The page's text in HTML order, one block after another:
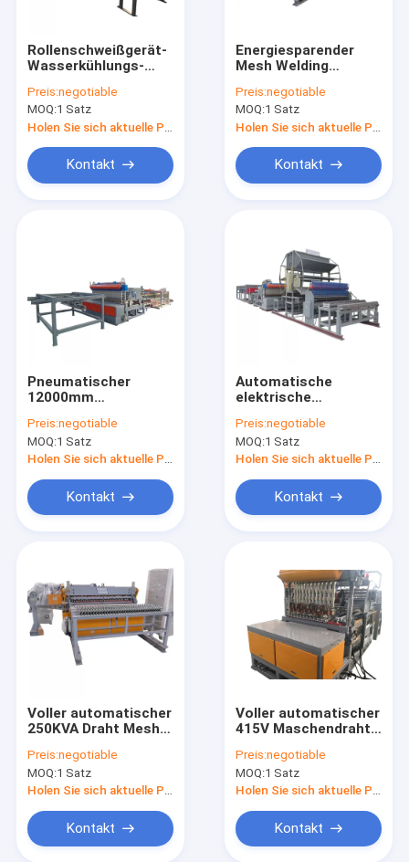
Nach Hause
Produits
Maschendraht-Schweißgerät
geschweißte Maschendrahtmaschine
Bau Mesh Welding Machine
Zaunmaschen-Schweißgerät
GI Draht-Netzherstellungs-Maschine
Drahtgeraderichten und -Schneidemaschine
Verstärkung des MaschenSchweißgeräts
Stahldraht-Schweißgerät
Rollenschweißgerät-
Wasserkühlungs-
Q235
Preis:negotiable
MOQ:1 Satz
Kontakt
Energiesparender
Mesh Welding
50HZ Rollenmit Note
Creen
Preis:negotiable
MOQ:1 Satz
Kontakt
Pneumatischer
12000mm
Mesh Machine Mesh
Welding Machines
100x50mm
Preis:negotiable
MOQ:1 Satz
Kontakt
Automatische
elektrische
Machine Three Phase
PLC-Steuerung
Preis:negotiable
MOQ:1 Satz
Kontakt
Voller automatischer
250KVA Draht Mesh
High Precision für
Huhn
Preis:negotiable
MOQ:1 Satz
Holen Sie sich aktuelle Preis
Kontakt
Voller automatischer
415V Maschendraht
Machine 24 Stunden
Laufen
Preis:negotiable
MOQ:1 Satz
Holen Sie sich aktuelle Preis
Kontakt